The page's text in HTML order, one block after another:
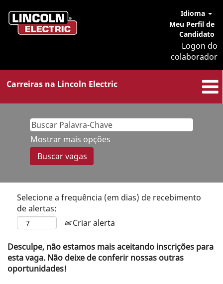
Idioma
Meu Perfil de
Candidato
Logon do
colaborador
Carreiras na Lincoln Electric
Mostrar mais opções
Selecione a frequência (em dias) de recebimento
de alertas:
Criar alerta
Desculpe, não estamos mais aceitando inscrições para
esta vaga. Não deixe de conferir nossas outras
oportunidades!